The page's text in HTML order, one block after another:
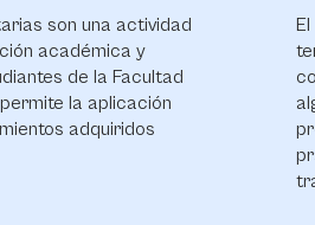
son una actividad
académica y
de la Facultad
la aplicación
adquiridos